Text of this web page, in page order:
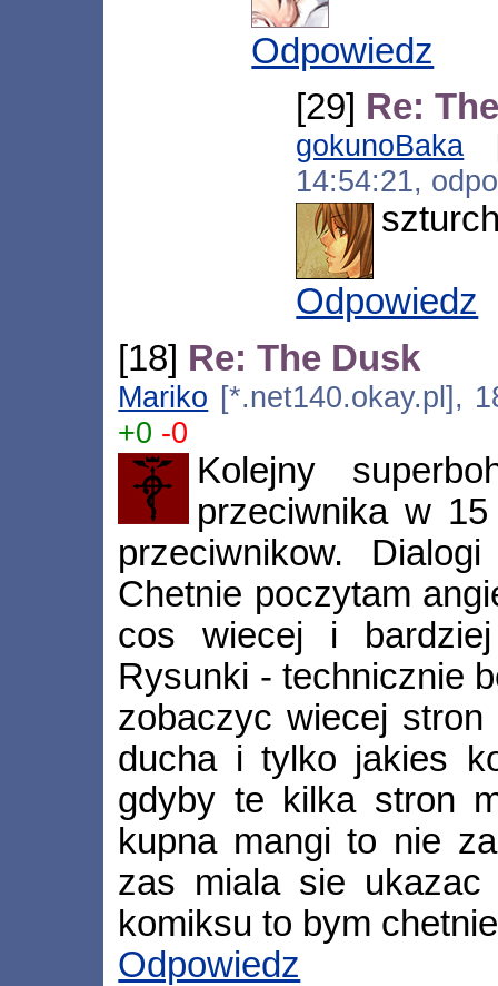
Odpowiedz
[29] Re:
gokunoBaka
14:54:21,
Odpowiedz
[18] Re: The Dusk
Mariko [*.net140.okay.pl],
+0 -0
Kolejny
przeciwnika w
przeciwnikow.
Chetnie poczytam
cos wiecej i
Rysunki - technicznie
zobaczyc wiecej
ducha i tylko jakies
gdyby te kilka stron
kupna mangi to nie
zas miala sie
komiksu to bym
Odpowiedz